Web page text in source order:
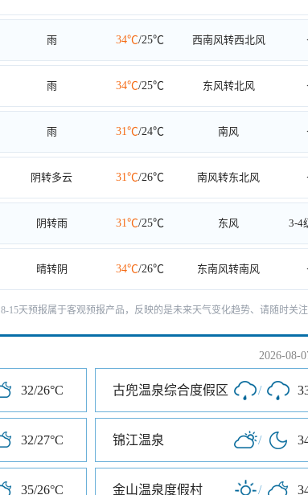
雨 34℃/25℃ 西南风转西北风
雨 34℃/25℃ 东风转北风
雨 31℃/24℃ 南风
阴转多云 31℃/26℃ 南风转东北风
阴转雨 31℃/25℃ 东风 3-4
晴转阴 34℃/26℃ 东南风转南风
8-15天预报属于客观预报产品，反映的是未来天气变化趋势、请随时关
2026-08-
32/26°C 古兜温泉综合度假区 /
32/27°C 锦江温泉 /
35/26°C 金山温泉度假村 /